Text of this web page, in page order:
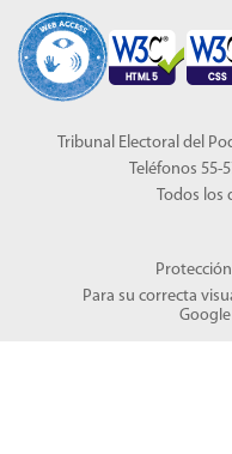
Tribunal Electoral del
Teléfonos 55-
Todos los
Para su correcta